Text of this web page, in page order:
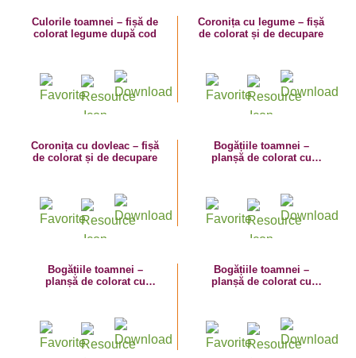
Culorile toamnei – fișă de
colorat legume după cod
Coronița cu legume – fișă
de colorat și de decupare
Coronița cu dovleac – fișă
de colorat și de decupare
Bogățiile toamnei –
planșă de colorat cu
Bogățiile toamnei –
planșă de colorat cu
Bogățiile toamnei –
planșă de colorat cu